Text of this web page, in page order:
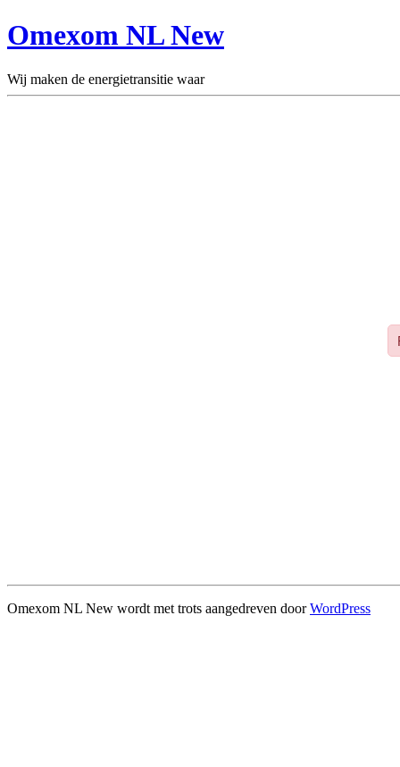
Omexom NL New
Wij maken de energietransitie waar
Omexom NL New wordt met trots aangedreven doorWordPress